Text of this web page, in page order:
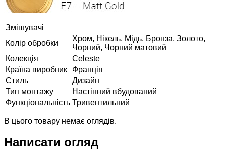
Змішувачі
Колір обробки
Хром, Нікель, Мідь, Бронза, Золото,
Чорний, Чорний матовий
Колекція
Celeste
Країна виробник
Франція
Стиль
Дизайн
Тип монтажу
Настінний вбудований
Функціональність Тривентильний
В цього товару немає оглядів.
Написати огляд